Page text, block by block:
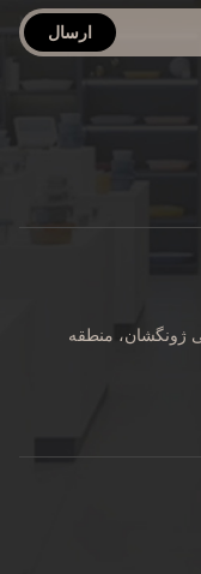
ارسال
شرقی ژونگشان، منطقه